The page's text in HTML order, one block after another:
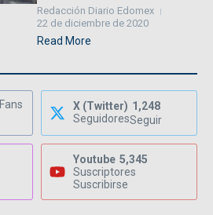
Redacción Diario Edomex
22 de diciembre de 2020
Read More
Fans
X (Twitter) 1,248
SeguidoresSeguir
Youtube 5,345
Suscriptores
Suscribirse